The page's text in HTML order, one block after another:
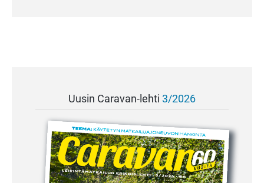
Uusin Caravan-lehti 3/2026